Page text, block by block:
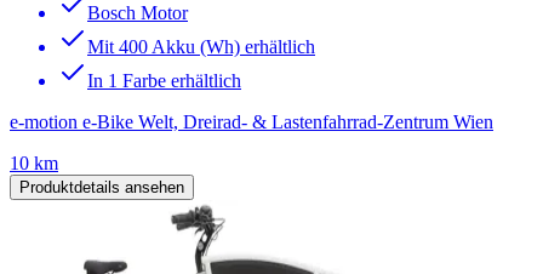
Bosch Motor
Mit 400 Akku (Wh) erhältlich
In 1 Farbe erhältlich
e-motion e-Bike Welt, Dreirad- & Lastenfahrrad-Zentrum Wien
10 km
Produktdetails ansehen